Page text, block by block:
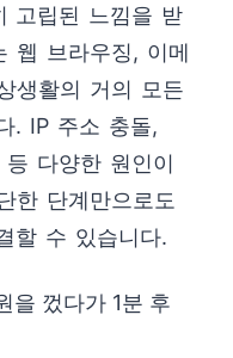
고립된 느낌을 받
웹 브라우징, 이메
생활의 거의 모든
. IP 주소 충돌,
다양한 원인이
한 단계만으로도
할 수 있습니다.
을 껐다가 1분 후